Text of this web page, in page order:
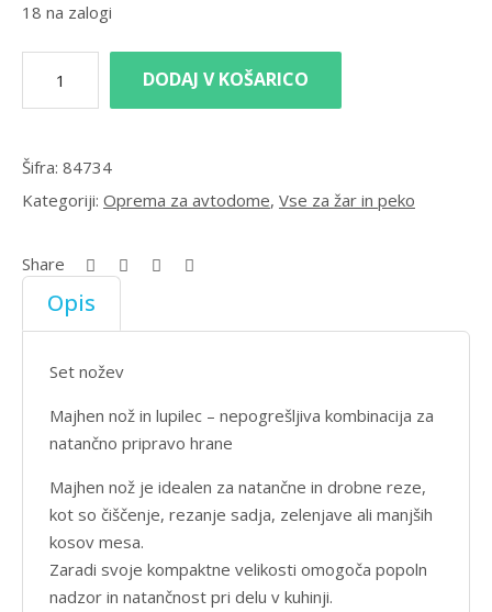
18 na zalogi
DODAJ V KOŠARICO
Šifra: 84734
Kategoriji: Oprema za avtodome, Vse za žar in peko
Share
Opis
Set nožev
Majhen nož in lupilec – nepogrešljiva kombinacija za
natančno pripravo hrane
Majhen nož je idealen za natančne in drobne reze,
kot so čiščenje, rezanje sadja, zelenjave ali manjših
kosov mesa.
Zaradi svoje kompaktne velikosti omogoča popoln
nadzor in natančnost pri delu v kuhinji.